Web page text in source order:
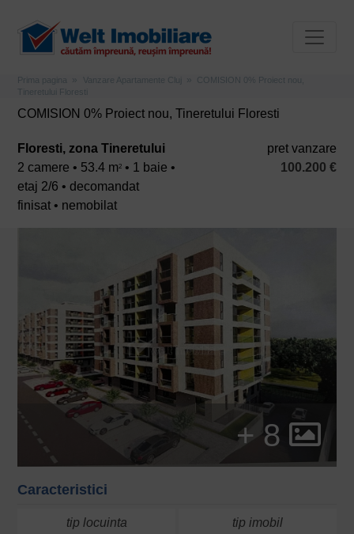
Prima pagina Vanzare Apartamente Cluj
COMISION 0% Proiect nou,
Tineretului Floresti
COMISION 0% Proiect nou, Tineretului Floresti
Floresti, zona Tineretului
2 camere • 53.4 m2 • 1 baie •
etaj 2/6 • decomandat
finisat • nemobilat
pret vanzare
100.200 €
+ 8
Caracteristici
tip locuinta
tip imobil